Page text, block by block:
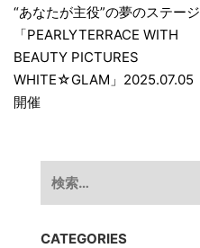
稿
ナ
ビ
ゲ
“あなたが主役”の夢のステージ
「PEARLYTERRACE WITH
BEAUTY PICTURES
WHITE☆GLAM」2025.07.05
開催
索:
CATEGORIES